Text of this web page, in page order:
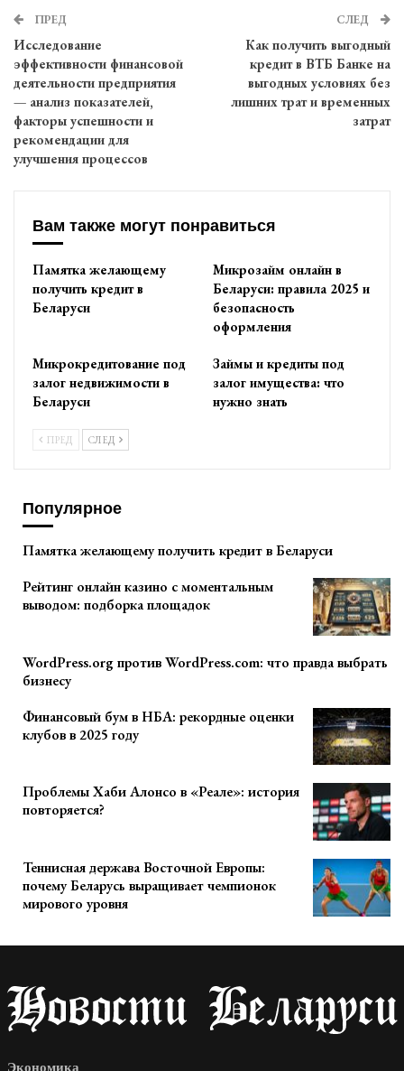
ПРЕД
Исследование
эффективности финансовой
деятельности предприятия
— анализ показателей,
факторы успешности и
рекомендации для
улучшения процессов
СЛЕД
Как получить выгодный
кредит в ВТБ Банке на
выгодных условиях без
лишних трат и временных
затрат
Вам также могут понравиться
Памятка желающему
получить кредит в
Беларуси
Микрозайм онлайн в
Беларуси: правила 2025 и
безопасность
оформления
Микрокредитование под
залог недвижимости в
Беларуси
Займы и кредиты под
залог имущества: что
нужно знать
ПРЕД СЛЕД
Популярное
Памятка желающему получить кредит в Беларуси
Рейтинг онлайн казино с моментальным
выводом: подборка площадок
WordPress.org против WordPress.com: что правда выбрать
бизнесу
Финансовый бум в НБА: рекордные оценки
клубов в 2025 году
Проблемы Хаби Алонсо в «Реале»: история
повторяется?
Теннисная держава Восточной Европы:
почему Беларусь выращивает чемпионок
мирового уровня
Экономика